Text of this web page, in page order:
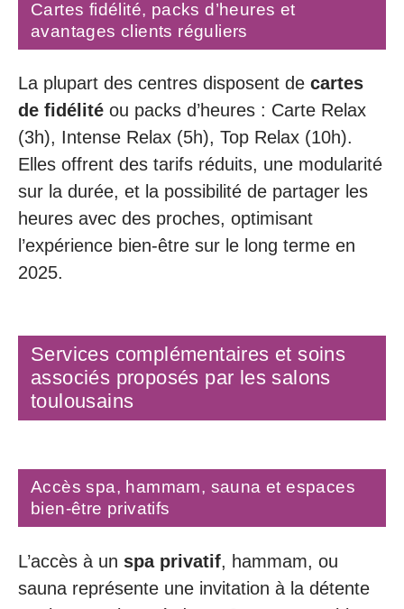
Cartes fidélité, packs d’heures et
avantages clients réguliers
La plupart des centres disposent de cartes
de fidélité ou packs d’heures : Carte Relax
(3h), Intense Relax (5h), Top Relax (10h).
Elles offrent des tarifs réduits, une modularité
sur la durée, et la possibilité de partager les
heures avec des proches, optimisant
l’expérience bien-être sur le long terme en
2025.
Services complémentaires et soins
associés proposés par les salons
toulousains
Accès spa, hammam, sauna et espaces
bien-être privatifs
L’accès à un spa privatif, hammam, ou
sauna représente une invitation à la détente